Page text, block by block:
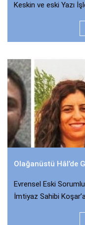
Keskin ve eski Yazı
Olağanüstü Hâl’de
Evrensel Eski
İmtiyaz Sahibi